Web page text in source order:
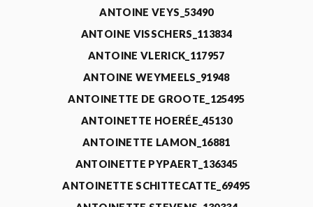
ANTOINE VEYS_53490
ANTOINE VISSCHERS_113834
ANTOINE VLERICK_117957
ANTOINE WEYMEELS_91948
ANTOINETTE DE GROOTE_125495
ANTOINETTE HOERÉE_45130
ANTOINETTE LAMON_16881
ANTOINETTE PYPAERT_136345
ANTOINETTE SCHITTECATTE_69495